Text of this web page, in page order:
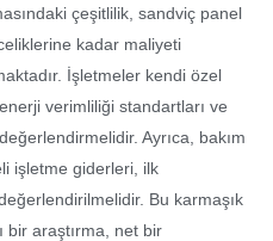
çeşitlilik, sandviç panel
kadar maliyeti
İşletmeler kendi özel
verimliliği standartları ve
Ayrıca, bakım
işletme giderleri, ilk
Bu karmaşık
bir araştırma, net bir